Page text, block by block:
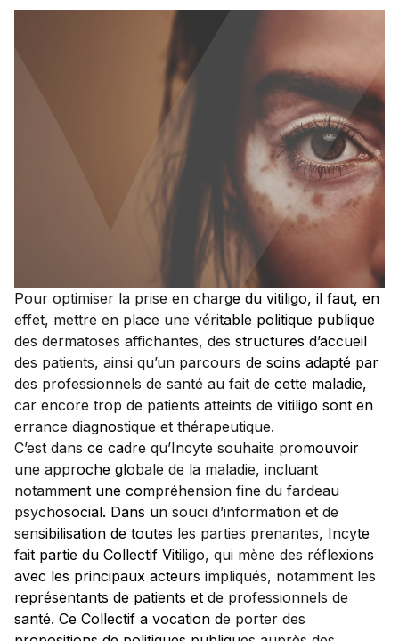
Pour optimiser la prise en charge du vitiligo, il faut, en
effet, mettre en place une véritable politique publique
des dermatoses affichantes, des structures d’accueil
des patients, ainsi qu’un parcours de soins adapté par
des professionnels de santé au fait de cette maladie,
car encore trop de patients atteints de vitiligo sont en
errance diagnostique et thérapeutique.
C’est dans ce cadre qu’Incyte souhaite promouvoir
une approche globale de la maladie, incluant
notamment une compréhension fine du fardeau
psychosocial. Dans un souci d’information et de
sensibilisation de toutes les parties prenantes, Incyte
fait partie du Collectif Vitiligo, qui mène des réflexions
avec les principaux acteurs impliqués, notamment les
représentants de patients et de professionnels de
santé. Ce Collectif a vocation de porter des